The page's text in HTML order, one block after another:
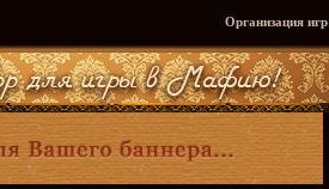
Организация игр